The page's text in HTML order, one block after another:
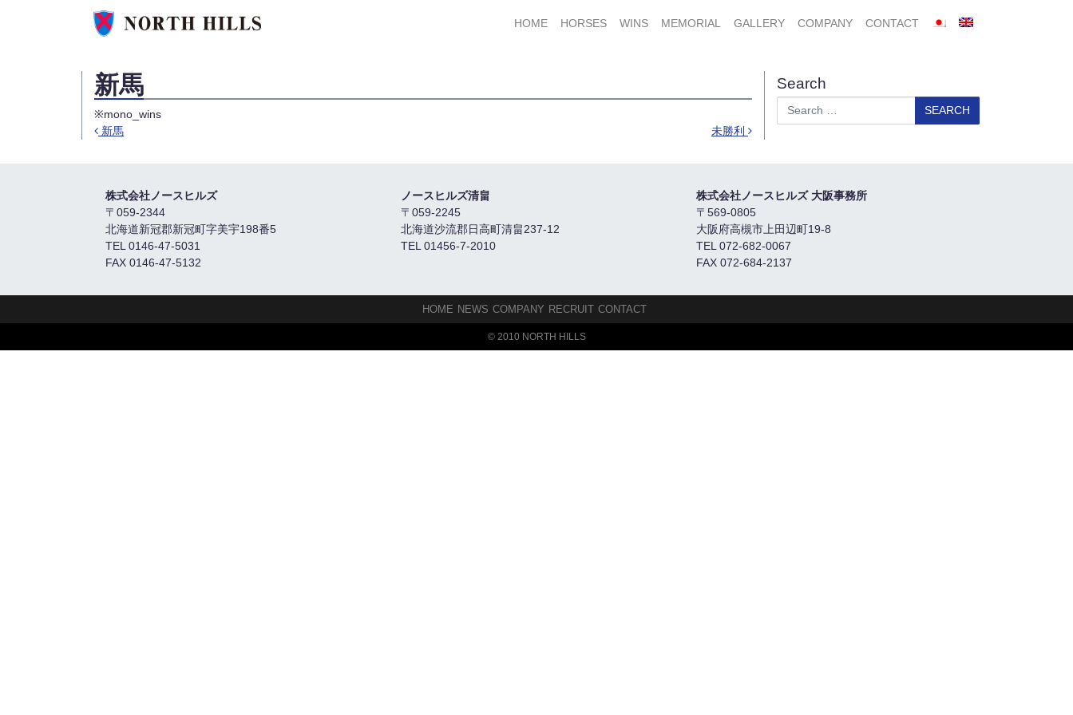
HOME
HORSES WINS MEMORIAL GALLERY COMPANY CONTACT
新馬
※mono_wins
新馬 未勝利
Search
Search
株式会社ノースヒルズ
〒059-2344
北海道新冠郡新冠町字美宇198番5
TEL 0146-47-5031
FAX 0146-47-5132
ノースヒルズ清畠
〒059-2245
北海道沙流郡日高町清畠237-12
TEL 01456-7-2010
株式会社ノースヒルズ 大阪事務所
〒569-0805
大阪府高槻市上田辺町19-8
TEL 072-682-0067
FAX 072-684-2137
HOME NEWS COMPANY RECRUIT CONTACT
© 2010 NORTH HILLS